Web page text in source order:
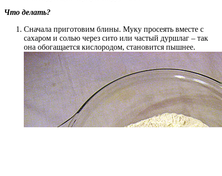
Что делать?
Сначала приготовим блины. Муку просеять вместе с
сахаром и солью через сито или частый дуршлаг – так
она обогащается кислородом, становится пышнее.